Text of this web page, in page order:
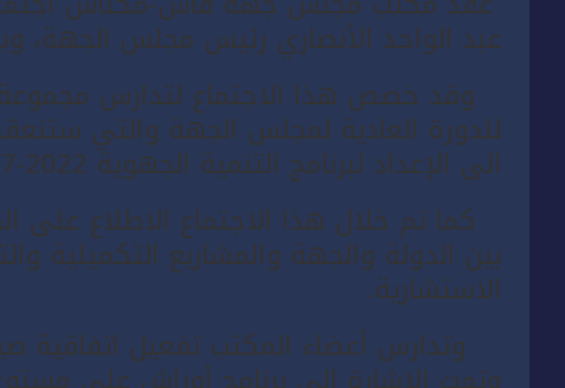
عبد الواحد الأنصاري رئيس مجلس الجهة،
وقد خصص هذا الاجتماع لتدارس
الى الإعداد لبرنامج التنمية الجهوية 2022-2027.
كما تم خلال هذا الاجتماع الاطلاع على
بين الدولة والجهة والمشاريع التكميلية
الاستشارية.
وتدارس أعضاء المكتب تفعيل اتفاقية